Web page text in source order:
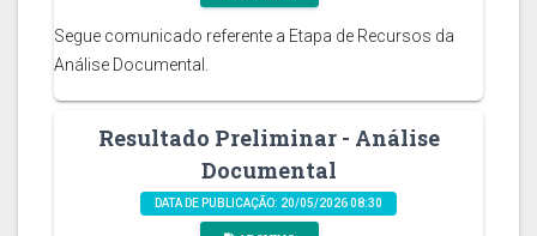
Segue comunicado referente a Etapa de Recursos da
Análise Documental.
Resultado Preliminar - Análise
Documental
DATA DE PUBLICAÇÃO: 20/05/2026 08:30